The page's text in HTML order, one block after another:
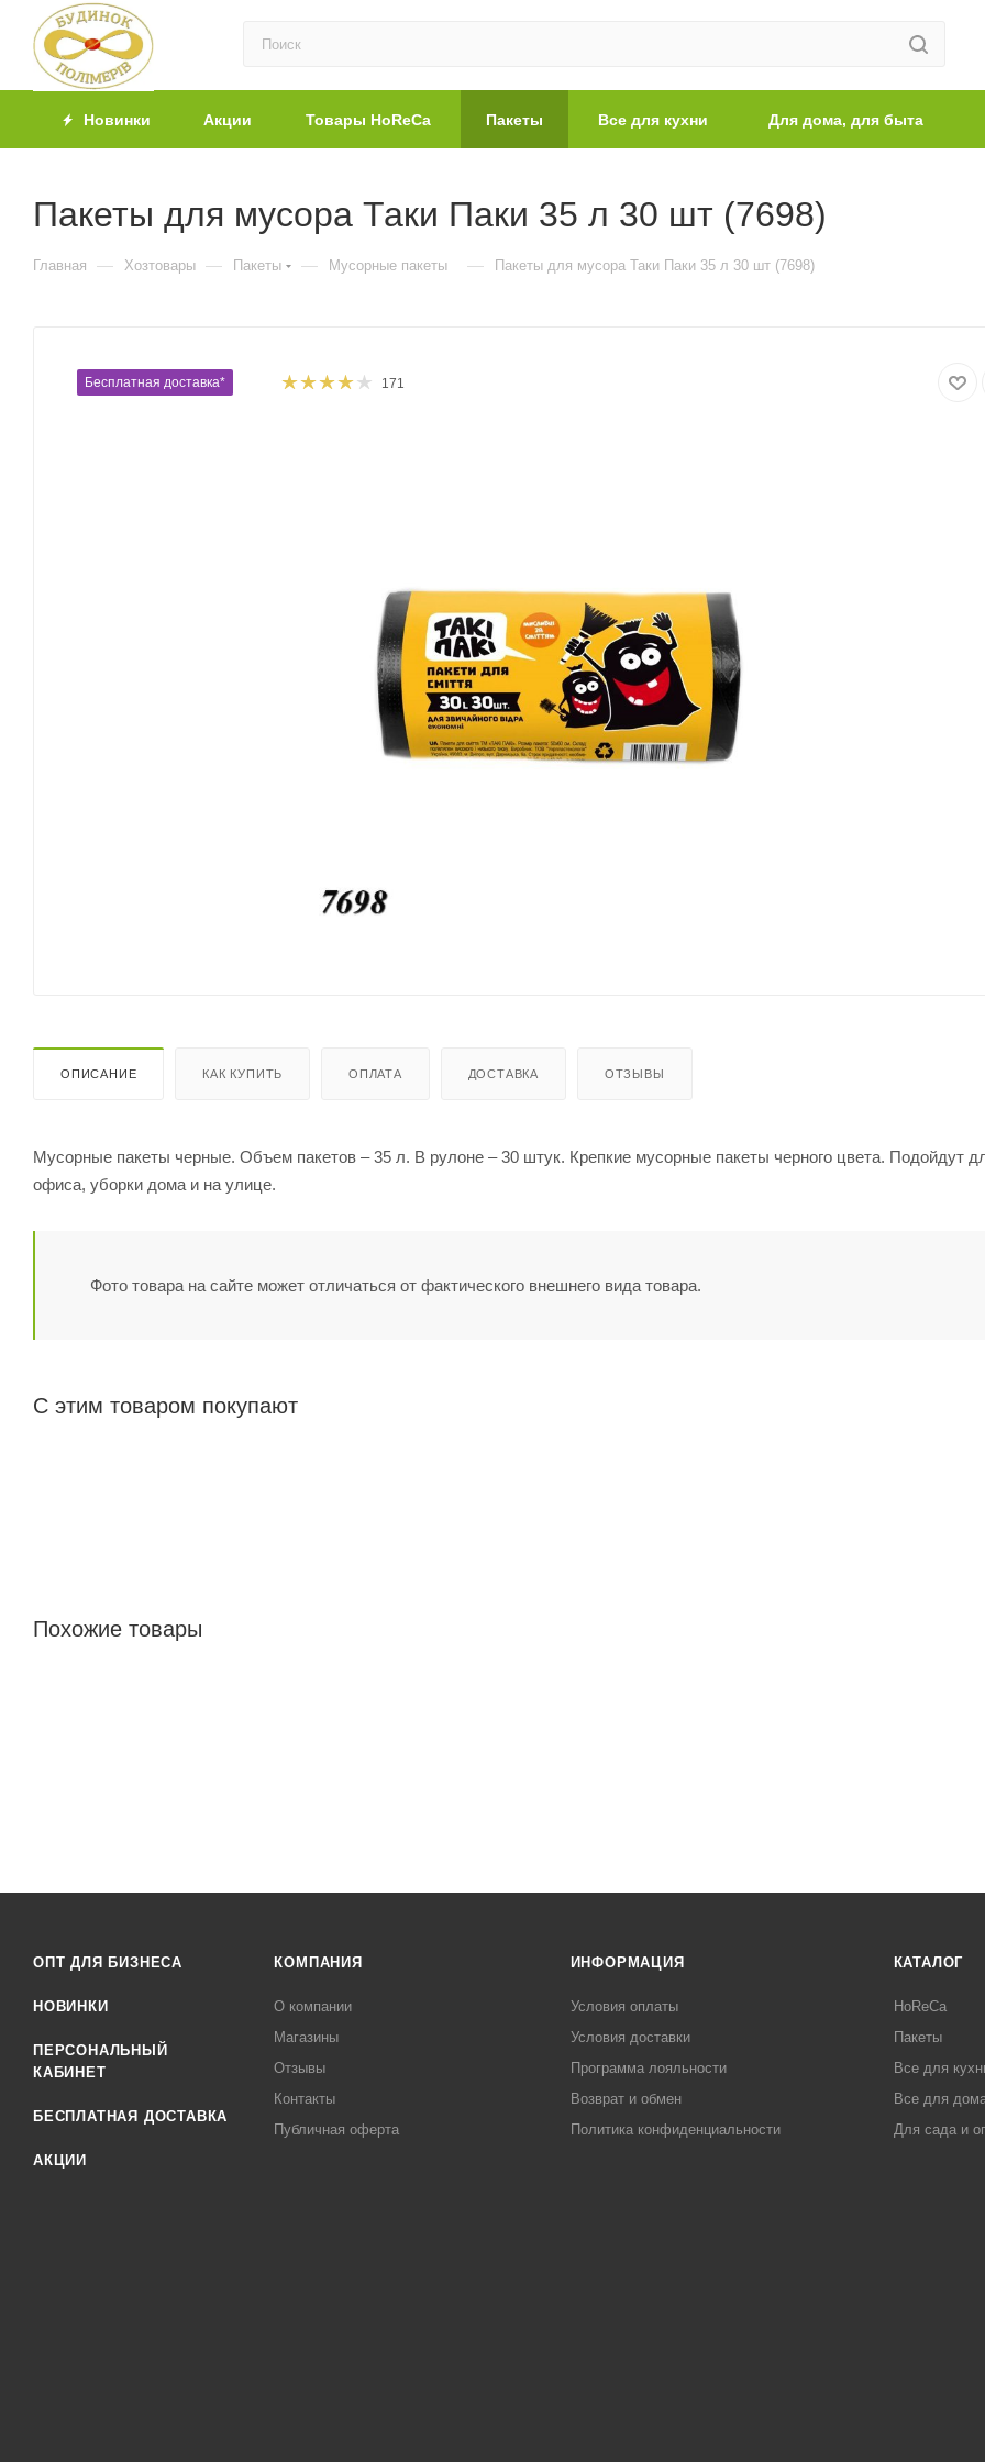
Новинки Акции Товары HoReCa Пакеты Все для кухни Для дома, для быта
Пакеты для мусора Таки Паки 35 л 30 шт (7698)
Главная — Хозтовары — Пакеты — Мусорные пакеты — Пакеты для мусора Таки Паки 35 л 30 шт (7698)
Бесплатная доставка* 171
ОПИСАНИЕ КАК КУПИТЬ ОПЛАТА ДОСТАВКА ОТЗЫВЫ
Мусорные пакеты черные. Объем пакетов – 35 л. В рулоне – 30 штук. Крепкие мусорные пакеты черного цвета. Подойдут
офиса, уборки дома и на улице.
Фото товара на сайте может отличаться от фактического внешнего вида товара.
С этим товаром покупают
Похожие товары
ОПТ ДЛЯ БИЗНЕСА
НОВИНКИ
ПЕРСОНАЛЬНЫЙ
КАБИНЕТ
БЕСПЛАТНАЯ ДОСТАВКА
АКЦИИ
КОМПАНИЯ
О компании
Магазины
Отзывы
Контакты
Публичная оферта
ИНФОРМАЦИЯ
Условия оплаты
Условия доставки
Программа лояльности
Возврат и обмен
Политика конфиденциальности
КАТАЛОГ
HoReCa
Пакеты
Все для
Все для
Для сада и